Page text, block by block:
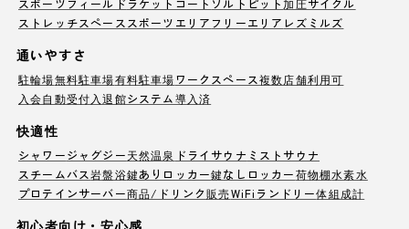
スポーツフィールド ラケットコート ソルトピット加圧サイクル
ストレッチスペース スポーツエリア フリーエリア レズミルズ
通いやすさ
駐輪場無料駐車場有料駐車場ワークスペース複数店舗利用可
入会自動受付 入退館システム導入済
快適性
シャワージャグジー天然温泉 ドライサウナ ミストサウナ
スチームバス岩盤浴鍵ありロッカー鍵なしロッカー荷物棚水素水
プロテインサーバー商品/ドリンク販売WiFi ランドリー体組成計